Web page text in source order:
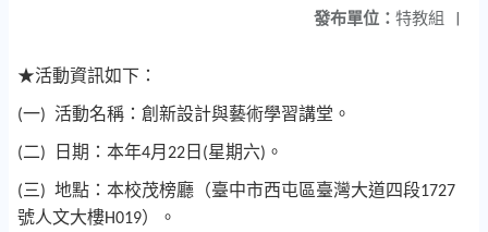
發布單位： 特教組 |
★活動資訊如下：
(一) 活動名稱：創新設計與藝術學習講堂。
(二) 日期：本年4月 22 日 (星期六) 。
(三) 地點：本校茂榜廳（臺中市西屯區臺灣大道四段1727
號人文大樓H019）。